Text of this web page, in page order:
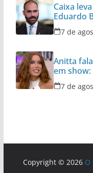
Caixa
Eduardo
7 de
Anitta
em show:
7 de
Copyright © 2026 O